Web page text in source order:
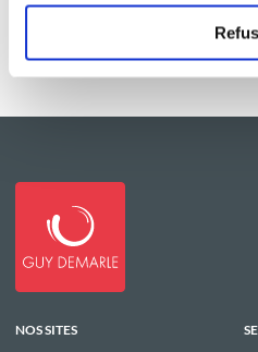
Aucune autre
NOS SITES